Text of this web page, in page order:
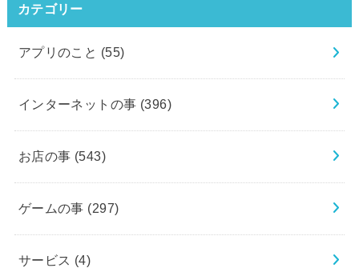
カテゴリー
アプリのこと (55)
インターネットの事 (396)
お店の事 (543)
ゲームの事 (297)
サービス (4)